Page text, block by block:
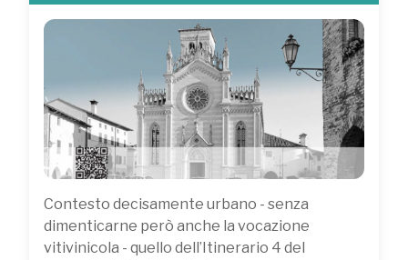
Contesto decisamente urbano - senza
dimenticarne però anche la vocazione
vitivinicola - quello dell’Itinerario 4 del